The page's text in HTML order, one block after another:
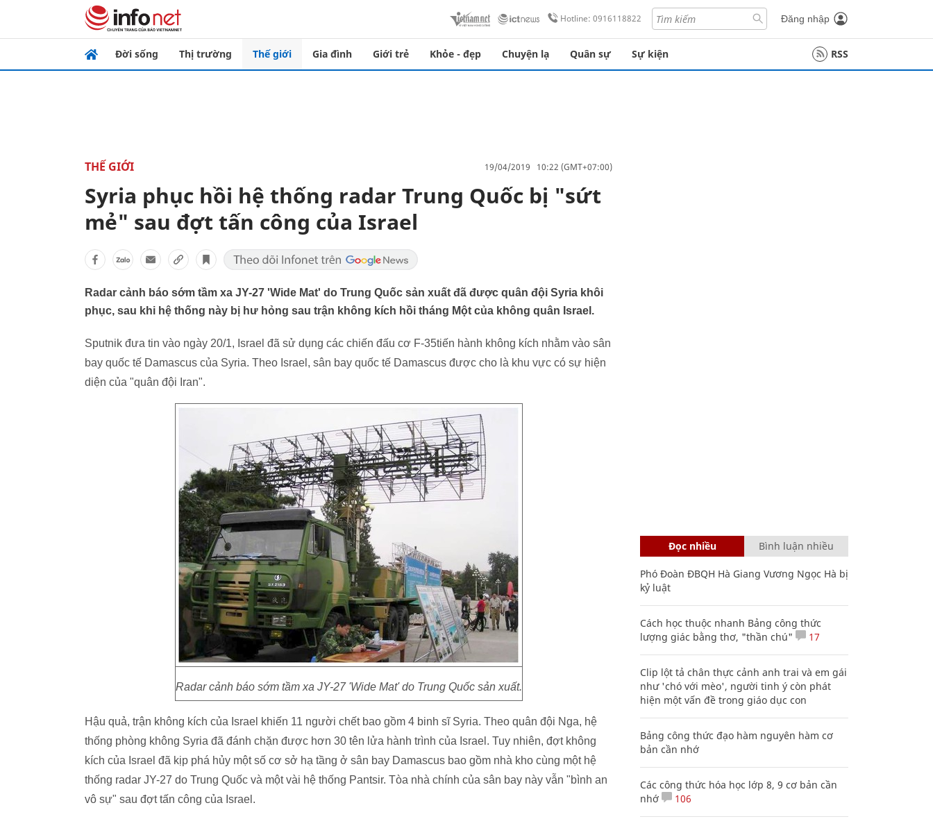
Hotline: 0916118822 Đăng nhập
Đời sống Thị trường Thế giới Gia đình Giới trẻ Khỏe - đẹp Chuyện lạ Quân sự Sự kiện RSS
THẾ GIỚI 19/04/2019 10:22 (GMT+07:00)
Syria phục hồi hệ thống radar Trung Quốc bị "sứt
mẻ" sau đợt tấn công của Israel
Radar cảnh báo sớm tầm xa JY-27 'Wide Mat' do Trung Quốc sản xuất đã được quân đội Syria khôi
phục, sau khi hệ thống này bị hư hỏng sau trận không kích hồi tháng Một của không quân Israel.
Sputnik đưa tin vào ngày 20/1, Israel đã sử dụng các chiến đấu cơ F-35tiến hành không kích nhằm vào sân
bay quốc tế Damascus của Syria. Theo Israel, sân bay quốc tế Damascus được cho là khu vực có sự hiện
diện của "quân đội Iran".
Radar cảnh báo sớm tầm xa JY-27 'Wide Mat' do Trung Quốc sản xuất.
Hậu quả, trận không kích của Israel khiến 11 người chết bao gồm 4 binh sĩ Syria. Theo quân đội Nga, hệ
thống phòng không Syria đã đánh chặn được hơn 30 tên lửa hành trình của Israel. Tuy nhiên, đợt không
kích của Israel đã kịp phá hủy một số cơ sở hạ tầng ở sân bay Damascus bao gồm nhà kho cùng một hệ
thống radar JY-27 do Trung Quốc và một vài hệ thống Pantsir. Tòa nhà chính của sân bay này vẫn "bình an
vô sự" sau đợt tấn công của Israel.
Đọc nhiều Bình luận nhiều
Phó Đoàn ĐBQH Hà Giang Vương Ngọc Hà bị
kỷ luật
Cách học thuộc nhanh Bảng công thức
lượng giác bằng thơ, "thần chú"
17
Clip lột tả chân thực cảnh anh trai và em gái
như 'chó với mèo', người tinh ý còn phát
hiện một vấn đề trong giáo dục con
Bảng công thức đạo hàm nguyên hàm cơ
bản cần nhớ
Các công thức hóa học lớp 8, 9 cơ bản cần
nhớ
106